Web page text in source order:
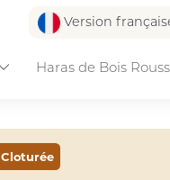
Version
Haras de Bois
Cloturée